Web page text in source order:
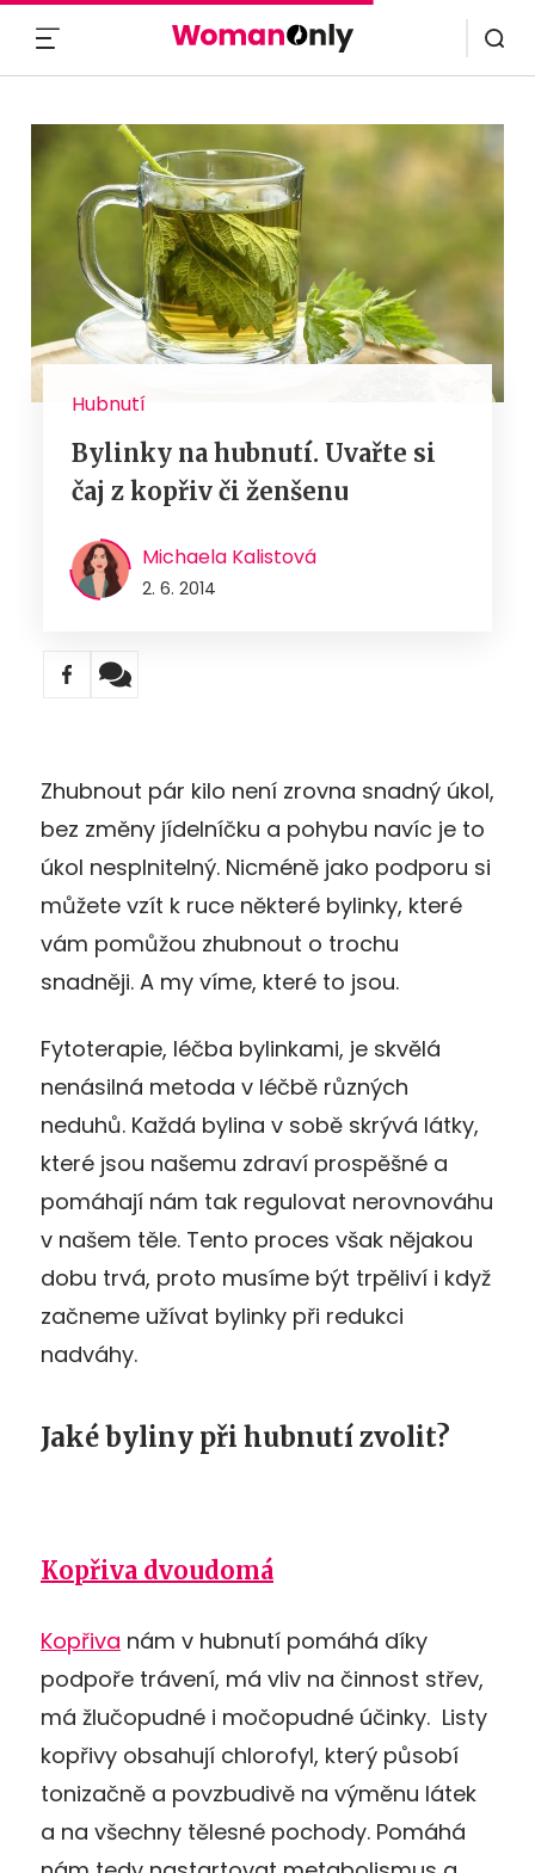
Hubnutí
Bylinky na hubnutí. Uvařte si
čaj z kopřiv či ženšenu
Michaela Kalistová
2. 6. 2014
Zhubnout pár kilo není zrovna snadný úkol,
bez změny jídelníčku a pohybu navíc je to
úkol nesplnitelný. Nicméně jako podporu si
můžete vzít k ruce některé bylinky, které
vám pomůžou zhubnout o trochu
snadněji. A my víme, které to jsou.
Fytoterapie, léčba bylinkami, je skvělá
nenásilná metoda v léčbě různých
neduhů. Každá bylina v sobě skrývá látky,
které jsou našemu zdraví prospěšné a
pomáhají nám tak regulovat nerovnováhu
v našem těle. Tento proces však nějakou
dobu trvá, proto musíme být trpěliví i když
začneme užívat bylinky při redukci
nadváhy.
Jaké byliny při hubnutí zvolit?
Kopřiva dvoudomá
Kopřiva nám v hubnutí pomáhá díky
podpoře trávení, má vliv na činnost střev,
má žlučopudné i močopudné účinky. Listy
kopřivy obsahují chlorofyl, který působí
tonizačně a povzbudivě na výměnu látek
a na všechny tělesné pochody. Pomáhá